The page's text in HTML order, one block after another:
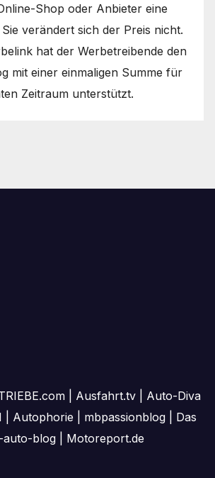
Shop oder Anbieter eine
verändert sich der Preis nicht.
hat der Werbetreibende den
mit einer einmaligen Summe für
Zeitraum unterstützt.
Ausfahrt.tv
Auto-Diva
Autophorie mbpassionblog
Das
auto-blog Motoreport.de